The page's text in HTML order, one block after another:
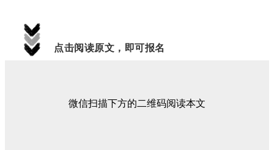
点击阅读原文，即可报名
微信扫描下方的二维码阅读本文